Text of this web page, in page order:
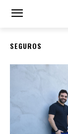
SEGUROS